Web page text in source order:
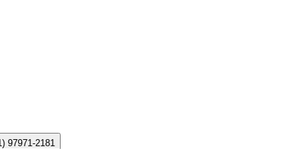
97971-2181